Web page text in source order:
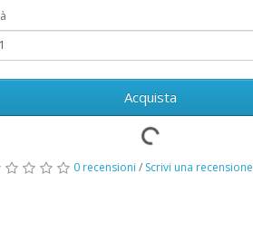
Acquista
0 recensioni / Scrivi una recensione